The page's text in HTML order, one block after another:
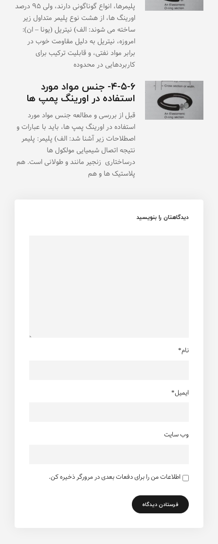
پلیمرها، انواع گوناگونی دارند، ولی ۹۵ درصد
اورینگ ها، از هشت نوع پلیمر متداول زیر
ساخته می شوند: الف) نیتریل (یونا – ان):
امروزه، نیتریل به دلیل مقاومت خوب در
برابر مواد نفتی، و قابلیت ترکیب برای
کاربردهایی در محدوده
۴-۵-۶- جنس مواد مورد
استفاده در اورینگ پمپ ها
قبل از بررسی و مطالعه جنس مواد مورد
استفاده در اورینگ پمپ ها، باید با عبارات و
اصطلاحات زیر آشنا شد: الف) پلیمر: پلیمر
نتیجه اتصال شیمیایی مولکول ها
درساختاری زنجیر مانند و طولانی است. هم
پلاستیک ها و هم
دیدگاهتان را بنویسید
نام*
ایمیل*
وب سایت
اطلاعات من را برای دفعات بعدی در مرورگر ذخیره کن.